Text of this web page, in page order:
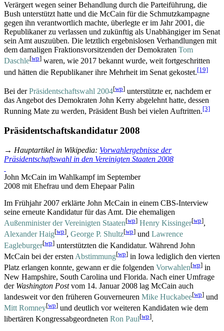
Verärgert wegen seiner Behandlung durch die Parteiführung, die
Bush unterstützt hatte und die McCain für die Schmutzkampagne
gegen ihn verantwortlich machte, überlegte er im Jahr 2001, die
Republikaner zu verlassen und zukünftig als Unabhängiger im Senat
sein Amt auszuüben. Die letztlich ergebnislosen Verhandlungen mit
dem damaligen Fraktions­vorsitzenden der Demokraten Tom
Daschle[wp] waren, wie 2017 bekannt wurde, weit fortgeschritten
und hätten die Republikaner ihre Mehrheit im Senat gekostet.[19]
Bei derPräsidentschaftswahl 2004[wp] unterstützte er, nachdem er
das Angebot des Demokraten John Kerry abgelehnt hatte, dessen
Running Mate zu werden, Präsident Bush bei vielen Auftritten.[3]
Präsidentschaftskandidatur 2008
→ Hauptartikel in Wikipedia: Vorwahlergebnisse der
Präsidentschaftswahl in den Vereinigten Staaten 2008
John McCain im Wahlkampf im September
2008 mit Ehefrau und dem Ehepaar Palin
Im Frühjahr 2007 erklärte John McCain in einem CBS-Interview
seine erneute Kandidatur für das Amt. Die ehemaligen
Außenminister der Vereinigten Staaten[wp] Henry Kissinger[wp],
Alexander Haig[wp], George P. Shultz[wp] und Lawrence
Eagleburger[wp] unterstützten die Kandidatur. Während John
McCain bei der ersten Abstimmung[wp] in Iowa lediglich den vierten
Platz erlangen konnte, gewann er die folgenden Vorwahlen[wp] in
New Hampshire, South Carolina und Florida. Nach einer Umfrage
der Washington Postvom 14. Januar 2008 lag McCain auch
landesweit vor den früheren Gouverneuren Mike Huckabee[wp] und
Mitt Romney[wp] und deutlich vor weiteren Kandidaten wie dem
libertären Kongress­abgeordneten Ron Paul[wp].